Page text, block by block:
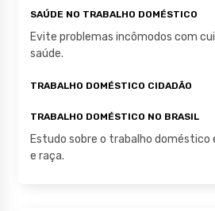
SAÚDE NO TRABALHO DOMÉSTICO
Evite problemas incômodos com
saúde.
TRABALHO DOMÉSTICO CIDADÃO
TRABALHO DOMÉSTICO NO BRASIL
Estudo sobre o trabalho doméstico
e raça.